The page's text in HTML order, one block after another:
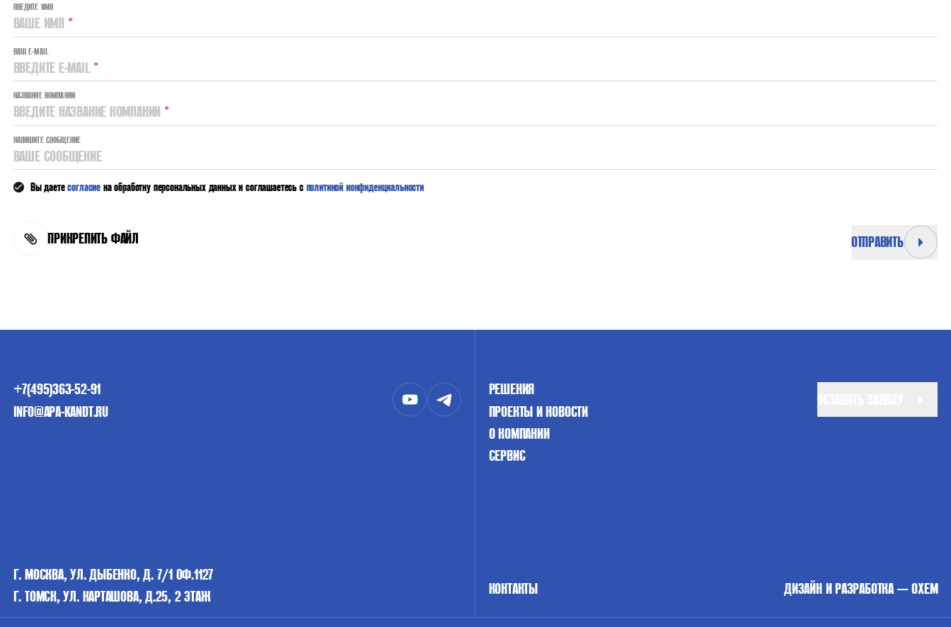
ВВЕДИТЕ ИМЯ
ВАШЕ ИМЯ *
ВАШ E-MAIL
ВВЕДИТЕ E-MAIL*
НАЗВАНИЕ КОМПАНИИ
ВВЕДИТЕ НАЗВАНИЕ КОМПАНИИ *
НАПИШИТЕ СООБЩЕНИЕ
ВАШЕ СООБЩЕНИЕ
Вы даетесогласиена обработку персональных данных и соглашаетесь сполитикой конфиденциальности
ПРИКРЕПИТЬ ФАЙЛ ОТПРАВИТЬ
+7(495)363-52-91
INFO@APA-KANDT.RU
Г. МОСКВА, УЛ. ДЫБЕНКО, Д. 7/1 ОФ.1127
Г. ТОМСК, УЛ. КАРТАШОВА, Д.25, 2 ЭТАЖ
РЕШЕНИЯ
ПРОЕКТЫ И НОВОСТИ
О КОМПАНИИ
СЕРВИС
КОНТАКТЫ ДИЗАЙН И РАЗРАБОТКА — OXEM